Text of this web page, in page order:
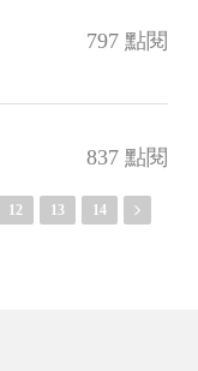
797 點閱
837 點閱
12 13 14